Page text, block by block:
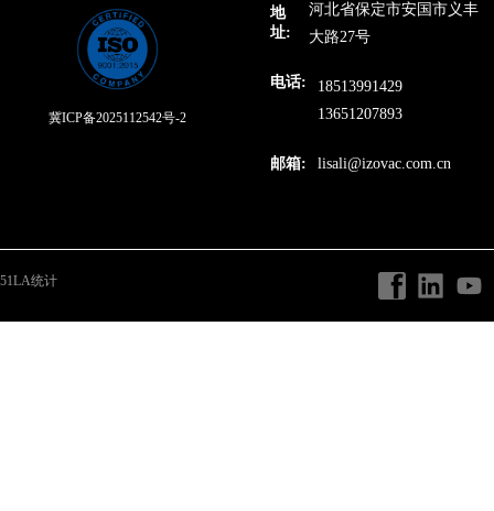
冀ICP备2025112542号-2
地
址:
河北省保定市安国市义丰
大路27号
电话:
18513991429
13651207893
邮箱: lisali@izovac.com.cn
51LA统计